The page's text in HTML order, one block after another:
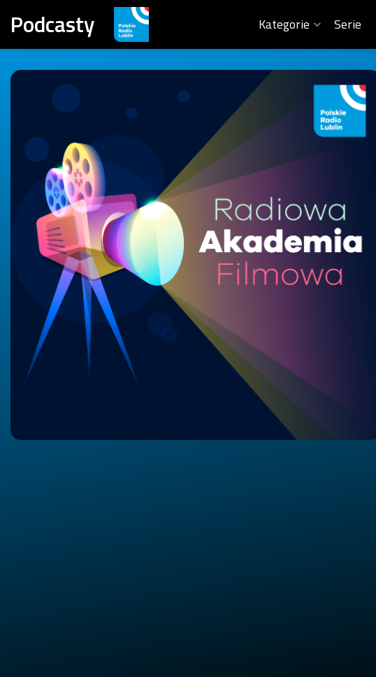
Podcasty Kategorie Serie